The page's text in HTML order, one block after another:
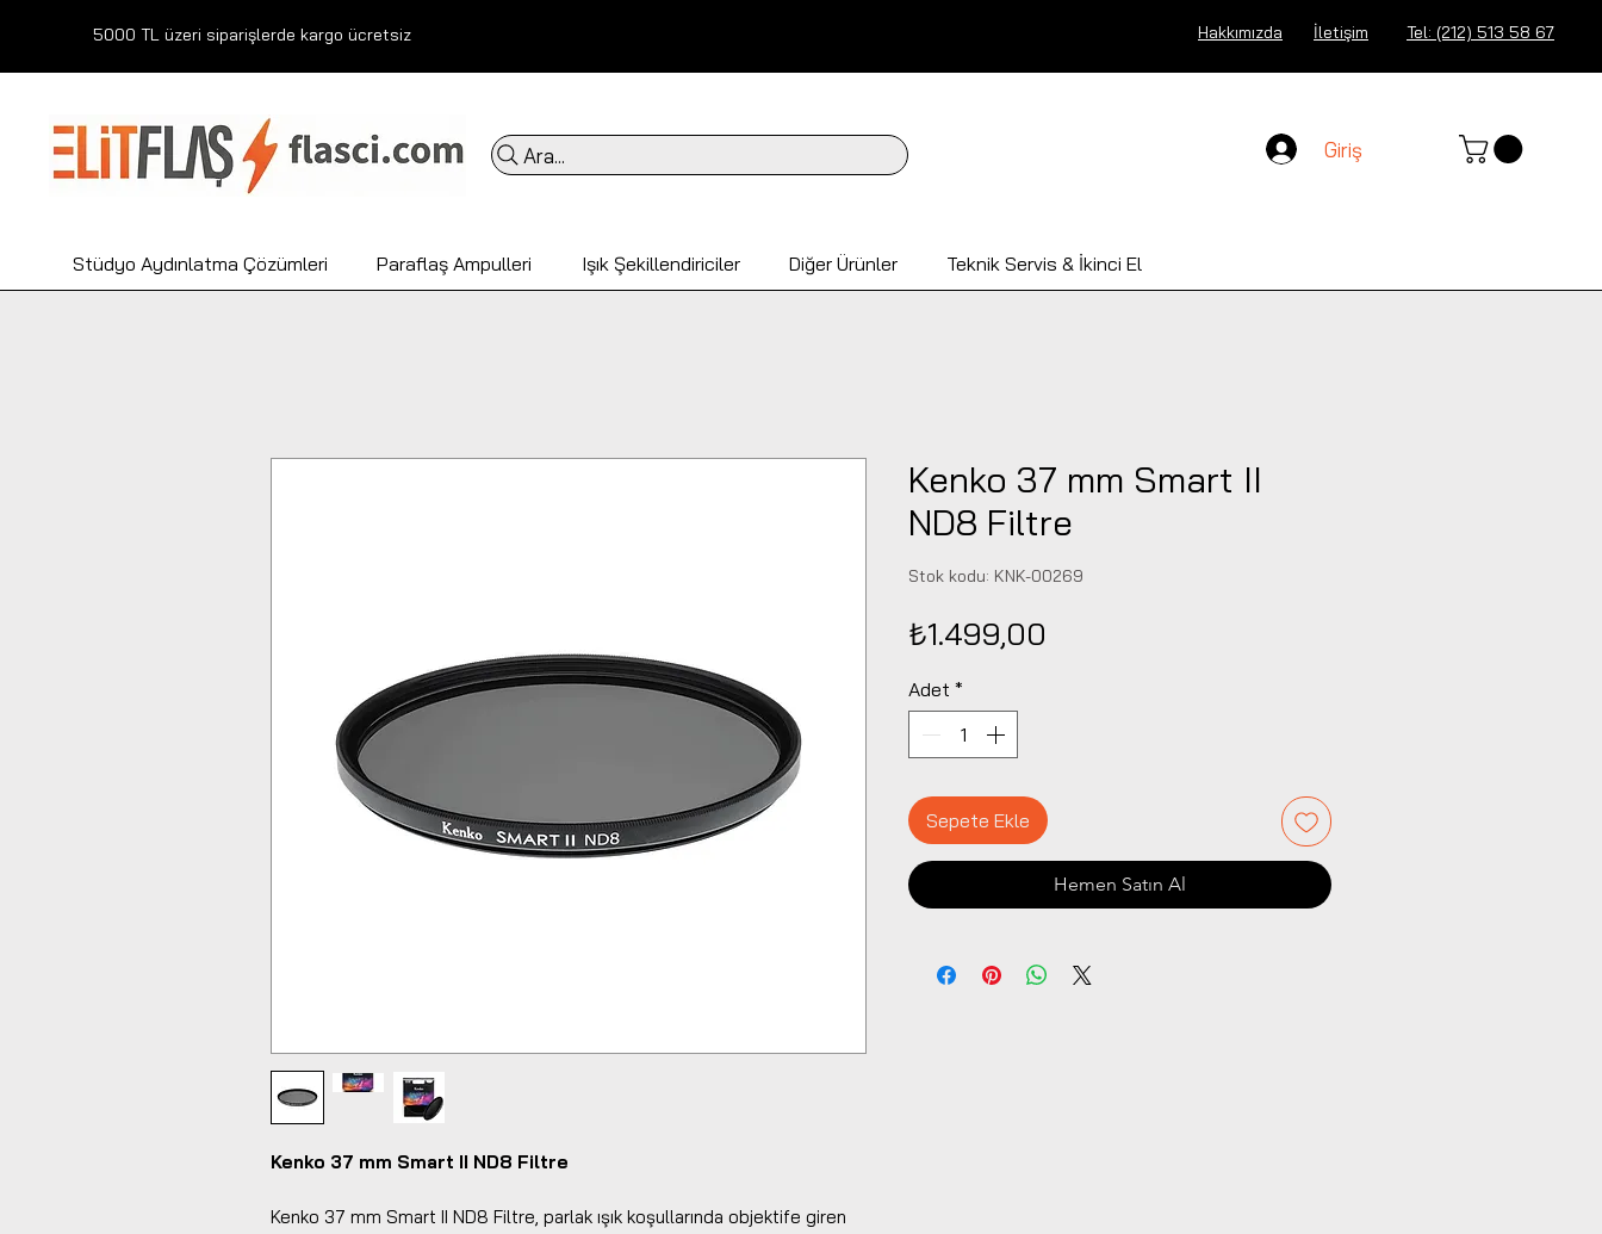
5000 TL üzeri siparişlerde kargo ücretsiz Hakkımızda İletişim Tel: (212) 513 58 67
Ara... Giriş
Stüdyo Aydınlatma Çözümleri Paraflaş Ampulleri Işık Şekillendiriciler Diğer Ürünler Teknik Servis & İkinci El
Kenko 37 mm Smart II ND8 Filtre
Kenko 37 mm Smart II ND8 Filtre, parlak ışık koşullarında objektife giren
Kenko 37 mm Smart II
ND8 Filtre
Stok kodu: KNK-00269
₺1.499,00
Adet *
Sepete Ekle
Hemen Satın Al